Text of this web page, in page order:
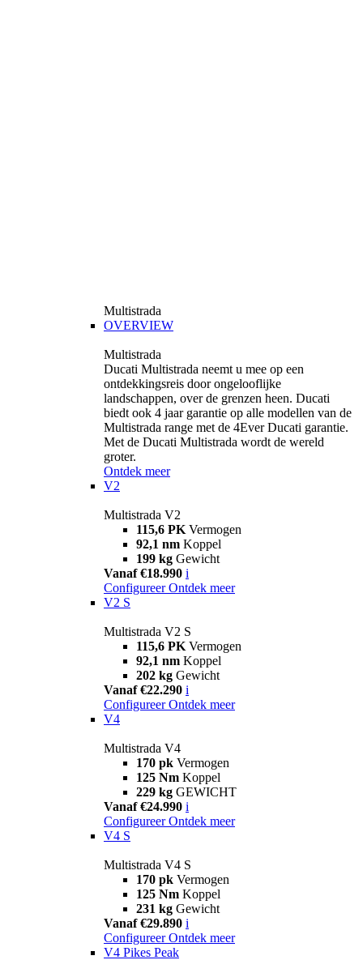
Multistrada
OVERVIEW
Multistrada
Ducati Multistrada neemt u mee op een
ontdekkingsreis door ongelooflijke
landschappen, over de grenzen heen. Ducati
biedt ook 4 jaar garantie op alle modellen van de
Multistrada range met de 4Ever Ducati garantie.
Met de Ducati Multistrada wordt de wereld
groter.
Ontdek meer
V2
Multistrada V2
115,6 PK Vermogen
92,1 nm Koppel
199 kg Gewicht
Vanaf €18.990 i
Configureer Ontdek meer
V2 S
Multistrada V2 S
115,6 PK Vermogen
92,1 nm Koppel
202 kg Gewicht
Vanaf €22.290 i
Configureer Ontdek meer
V4
Multistrada V4
170 pk Vermogen
125 Nm Koppel
229 kg GEWICHT
Vanaf €24.990 i
Configureer Ontdek meer
V4 S
Multistrada V4 S
170 pk Vermogen
125 Nm Koppel
231 kg Gewicht
Vanaf €29.890 i
Configureer Ontdek meer
V4 Pikes Peak